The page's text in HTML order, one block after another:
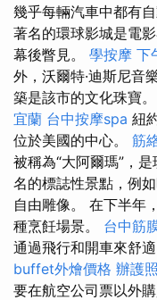
幾乎每輛汽車中都有
著名的環球影城是電
幕後瞥見。 學按摩 下
外，沃爾特·迪斯尼音
築是該市的文化珠寶。
宜蘭 台中按摩spa 紐
位於美國的中心。 筋
被稱為“大阿爾瑪”，
名的標誌性景點，例
自由雕像。 在下半年
種烹飪場景。 台中筋
通過飛行和開車來舒
buffet外燴價格 辦護
要在航空公司票以外